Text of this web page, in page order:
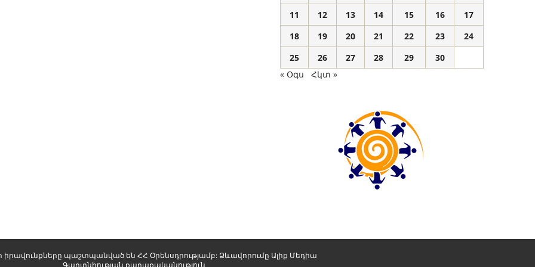
11
12 13 14 15 16
17
18
19 20 21 22 23
24
25
26 27 28 29
30
« Օգս
Հկտ »
իրավունքները պաշտպանված են ՀՀ Օրենսդրությամբ: Ձևավորումը Ալիք Մեդիա
Գաղտնիության քաղաքականություն